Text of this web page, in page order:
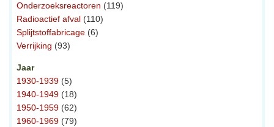
Onderzoeksreactoren (119)
Radioactief afval (110)
Splijtstoffabricage (6)
Verrijking (93)
Jaar
1930-1939 (5)
1940-1949 (18)
1950-1959 (62)
1960-1969 (79)